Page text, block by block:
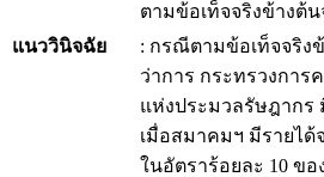
ตามข้อเท็จจริงข้างต้
แนววินิจฉัย
: กรณีตามข้อเท็จจริง
ว่าการ กระทรวงการ
แห่งประมวลรัษฎากร
เมื่อสมาคมฯ มีรายได้
ในอัตราร้อยละ 10 ข